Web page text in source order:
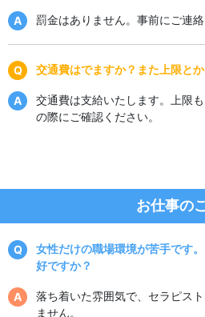
罰金はありません。事前にご連絡
交通費はでますか？また上限と
交通費は支給いたします。上限
の際にご確認ください。
お仕事の
女性だけの職場環境が苦手です
好ですか？
落ち着いた雰囲気で、セラピス
ません。